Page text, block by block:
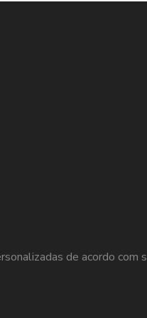
de acordo com